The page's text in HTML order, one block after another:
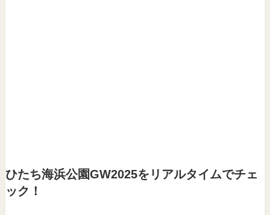
ひたち海浜公園GW2025をリアルタイムでチェ
ック！